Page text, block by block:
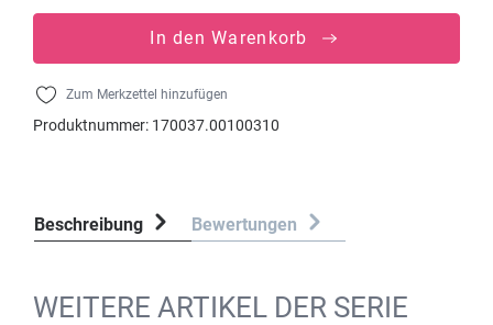
In den Warenkorb
Zum Merkzettel hinzufügen
Produktnummer: 170037.00100310
Beschreibung Bewertungen
WEITERE ARTIKEL DER SERIE